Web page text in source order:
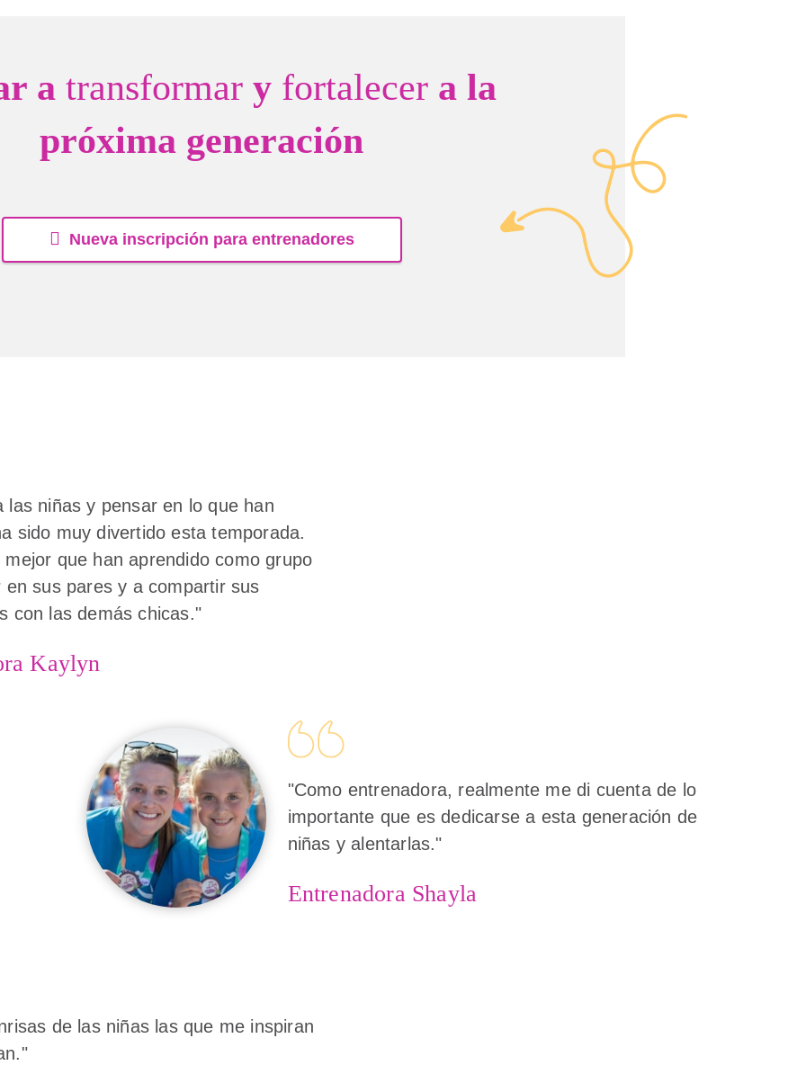
a transformary fortalecera la
próxima generación
Nueva inscripción para entrenadores
las niñas y pensar en lo que han
sido muy divertido esta temporada.
mejor que han aprendido como grupo
en sus pares y a compartir sus
con las demás chicas."
Kaylyn
"Como entrenadora, realmente me di cuenta de lo
importante que es dedicarse a esta generación de
niñas y alentarlas."
Entrenadora Shayla
de las niñas las que me inspiran